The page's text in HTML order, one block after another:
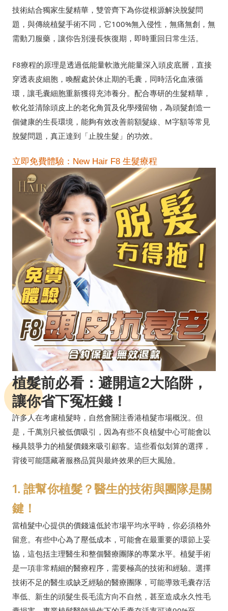
技術結合獨家生髮精華，雙管齊下為你從根源解決脫髮問
題，與傳統植髮手術不同，它100%無入侵性，無痛無創，無
需動刀服藥，讓你告別漫長恢復期，即時重回日常生活。
F8療程的原理是透過低能量軟激光能量深入頭皮底層，直接
穿透表皮細胞，喚醒處於休止期的毛囊，同時活化血液循
環，讓毛囊細胞重新獲得充沛養分。配合專研的生髮精華，
軟化並清除頭皮上的老化角質及化學殘留物，為頭髮創造一
個健康的生長環境，能夠有效改善前額髮線、M字額等常見
脫髮問題，真正達到「止脫生髮」的功效。
立即免費體驗：New Hair F8 生髮療程
植髮前必看：避開這2大陷阱，
讓你省下冤枉錢！
許多人在考慮植髮時，自然會關注香港植髮市場概況。但
是，千萬別只被低價吸引，因為有些不良植髮中心可能會以
極具競爭力的植髮價錢來吸引顧客。這些看似划算的選擇，
背後可能隱藏著服務品質與最終效果的巨大風險。
1. 誰幫你植髮？醫生的技術與團隊是關
鍵！
當植髮中心提供的價錢遠低於市場平均水平時，你必須格外
留意。有些中心為了壓低成本，可能會在最重要的環節上妥
協，這包括主理醫生和整個醫療團隊的專業水平。植髮手術
是一項非常精細的醫療程序，需要極高的技術和經驗。選擇
技術不足的醫生或缺乏經驗的醫療團隊，可能導致毛囊存活
率低、新生的頭髮生長毛流方向不自然，甚至造成永久性毛